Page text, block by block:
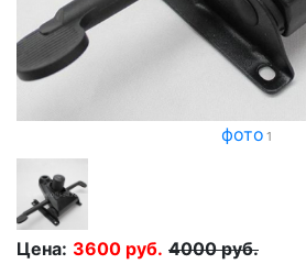
фото 1
Цена: 3600 руб. 4000руб.